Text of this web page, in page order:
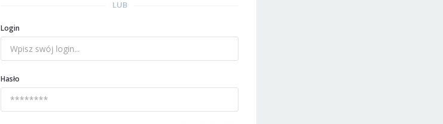
LUB
Login
Hasło